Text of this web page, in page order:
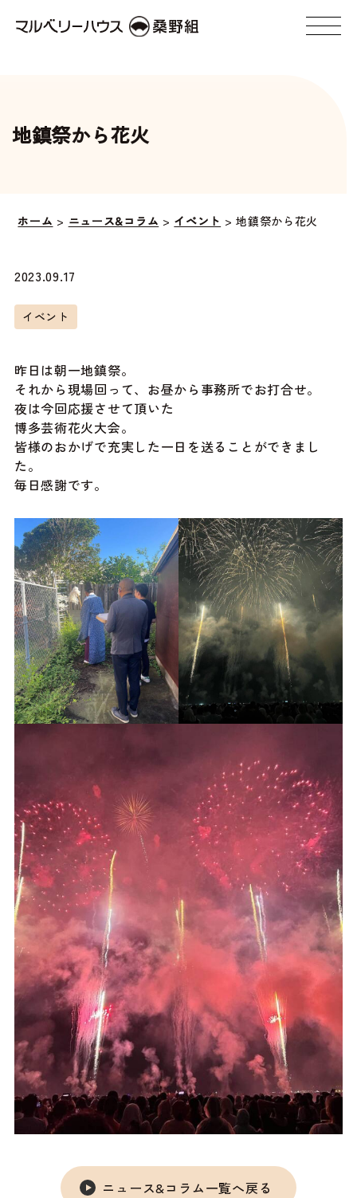
地鎮祭から花火
ホーム > ニュース&コラム > イベント >地鎮祭から花火
2023.09.17
イベント
昨日は朝一地鎮祭。
それから現場回って、お昼から事務所でお打合せ。
夜は今回応援させて頂いた
博多芸術花火大会。
皆様のおかげで充実した一日を送ることができまし
た。
毎日感謝です。
ニュース&コラム一覧へ戻る